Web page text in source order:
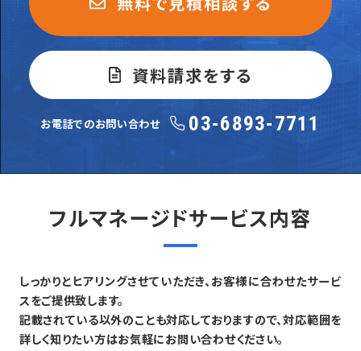
資料請求をする
お電話でのお問い合わせ 03-6893-7711
フルマネージドサービス内容
しっかりとヒアリングさせていただき、お客様に合わせたサービ
スをご提供致します。
記載されている以外のことも対応しておりますので、対応範囲を
詳しく知りたい方はお気軽にお問い合わせください。